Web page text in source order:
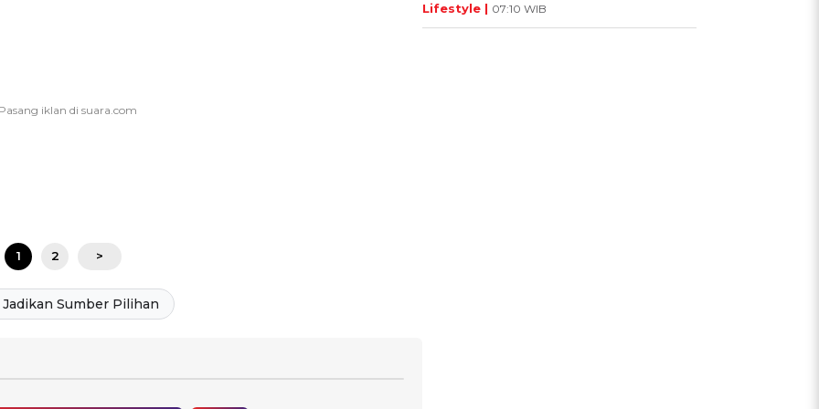
1 2 >
Jadikan Sumber Pilihan
Lifestyle | 07:10 WIB